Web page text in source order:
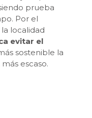
prueba
Por el
localidad
evitar el
sostenible la
escaso.